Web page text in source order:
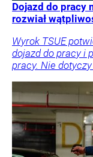
Dojazd do pracy
rozwiał
Wyrok TSUE
dojazd do pracy i
pracy. Nie